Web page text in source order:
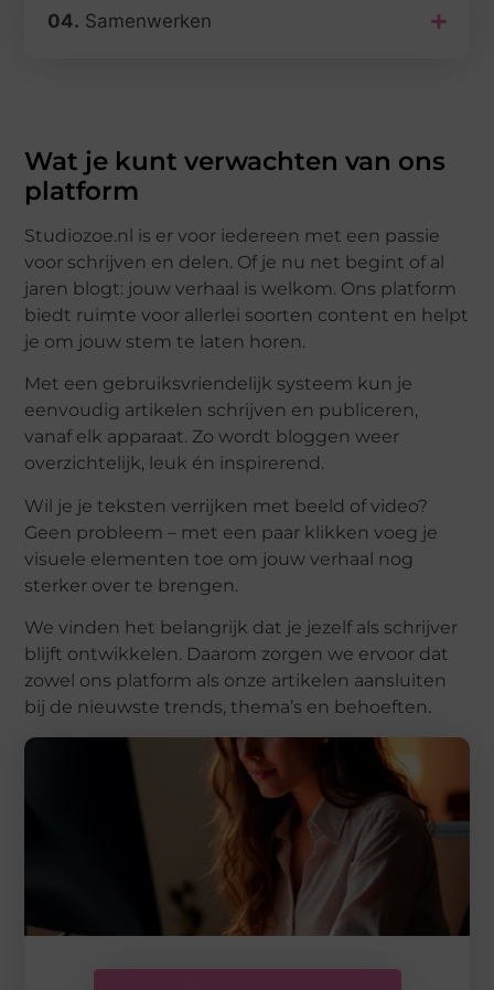
04. Samenwerken
Wat je kunt verwachten van ons
platform
Studiozoe.nl is er voor iedereen met een passie
voor schrijven en delen. Of je nu net begint of al
jaren blogt: jouw verhaal is welkom. Ons platform
biedt ruimte voor allerlei soorten content en helpt
je om jouw stem te laten horen.
Met een gebruiksvriendelijk systeem kun je
eenvoudig artikelen schrijven en publiceren,
vanaf elk apparaat. Zo wordt bloggen weer
overzichtelijk, leuk én inspirerend.
Wil je je teksten verrijken met beeld of video?
Geen probleem – met een paar klikken voeg je
visuele elementen toe om jouw verhaal nog
sterker over te brengen.
We vinden het belangrijk dat je jezelf als schrijver
blijft ontwikkelen. Daarom zorgen we ervoor dat
zowel ons platform als onze artikelen aansluiten
bij de nieuwste trends, thema’s en behoeften.